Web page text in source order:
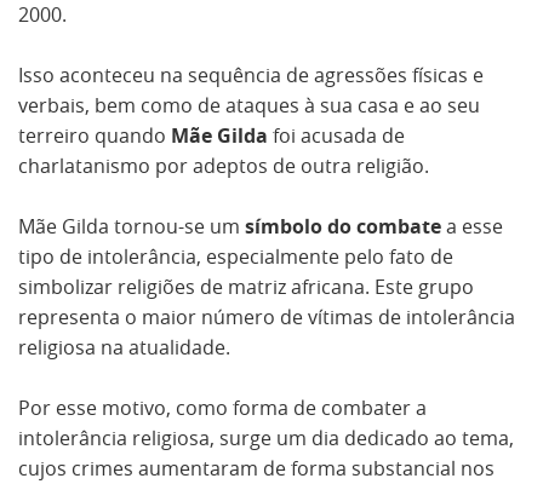
2000.
Isso aconteceu na sequência de agressões físicas e
verbais, bem como de ataques à sua casa e ao seu
terreiro quando Mãe Gilda foi acusada de
charlatanismo por adeptos de outra religião.
Mãe Gilda tornou-se um símbolo do combatea esse
tipo de intolerância, especialmente pelo fato de
simbolizar religiões de matriz africana. Este grupo
representa o maior número de vítimas de intolerância
religiosa na atualidade.
Por esse motivo, como forma de combater a
intolerância religiosa, surge um dia dedicado ao tema,
cujos crimes aumentaram de forma substancial nos